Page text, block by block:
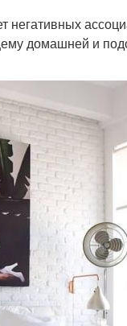
негативных
домашней и